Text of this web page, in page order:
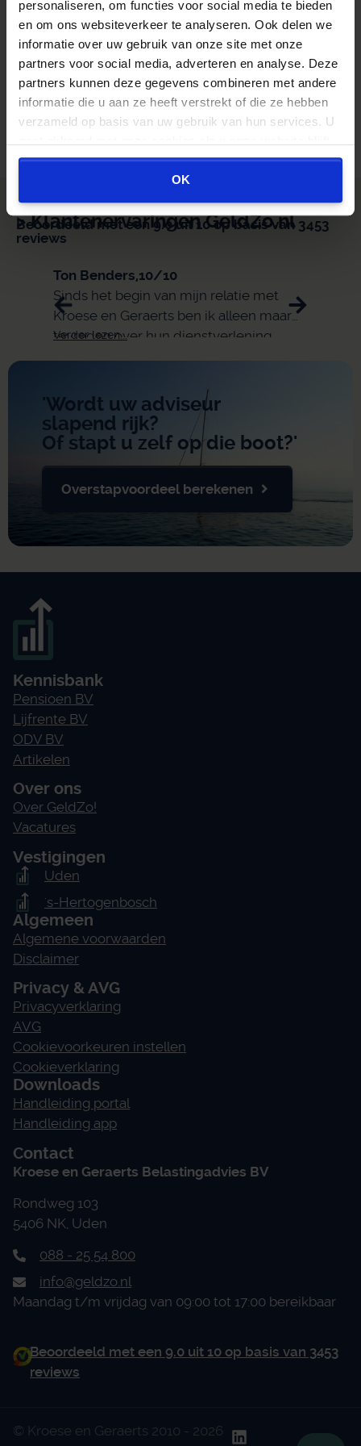
personaliseren, om functies voor social media te bieden
en om ons websiteverkeer te analyseren. Ook delen we
informatie over uw gebruik van onze site met onze
partners voor social media, adverteren en analyse. Deze
partners kunnen deze gegevens combineren met andere
informatie die u aan ze heeft verstrekt of die ze hebben
verzameld op basis van uw gebruik van hun services. U
gebruiken.
OK
ODV, Lijfrente of Stamrecht BV.
Overstapvoordeel berekenen
Binnen 1 minuut. Direct zichtbaar.
Beoordeeld met een 9.0 uit 10 op basis van 3453
reviews
> Klantenervaringen GeldZo.nl
Beoordeeld met een 9.0 uit 10 op basis van 3453
reviews
Ton Benders,10/10
Sinds het begin van mijn relatie met
Kroese en Geraerts ben ik alleen maar
tevreden over hun dienstverlening.
Verder lezen...
'Wordt uw adviseur
slapend rijk?
Of stapt u zelf op die boot?'
Overstapvoordeel berekenen
Kennisbank
Pensioen BV
Lijfrente BV
ODV BV
Artikelen
Over ons
Over GeldZo!
Vacatures
Vestigingen
Uden
's-Hertogenbosch
Algemeen
Algemene voorwaarden
Disclaimer
Privacy & AVG
Privacyverklaring
AVG
Cookievoorkeuren instellen
Cookieverklaring
Downloads
Handleiding portal
Handleiding app
Contact
Kroese en Geraerts Belastingadvies BV
Rondweg 103
5406 NK, Uden
088 - 25 54 800
info@geldzo.nl
Maandag t/m vrijdag van 09:00 tot 17:00 bereikbaar
Beoordeeld met een 9.0 uit 10 op basis van 3453
reviews
© Kroese en Geraerts 2010 - 2026